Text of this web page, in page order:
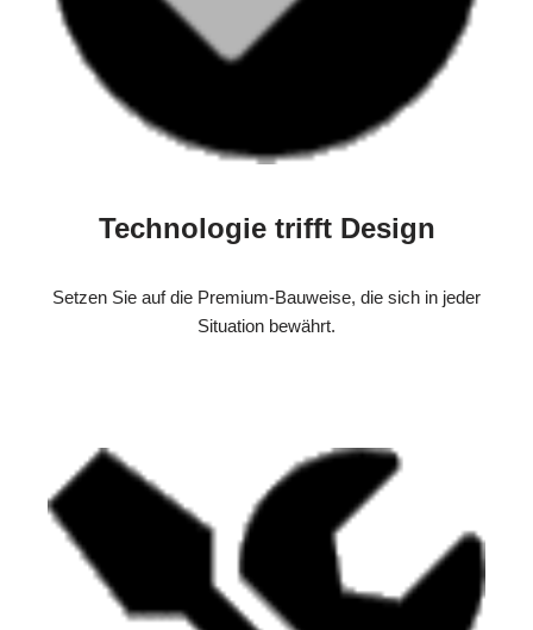
Technologie trifft Design
Setzen Sie auf die Premium-Bauweise, die sich in jeder
Situation bewährt.